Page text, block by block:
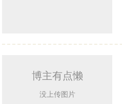
博主有点懒
没上传图片